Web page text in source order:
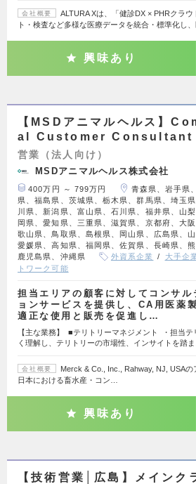
会社概要
ALTURA Xは、「健診DX × PHRクラ
ト・検査など多様な医療データを統合・標準化し
興味あり
【MSDアニマルヘルス】
al Customer Consultant
営業（法人向け）
MSDアニマルヘルス株式会社
400万円 ～ 799万円
青森県、岩手県
県、福島県、茨城県、栃木県、群馬県、埼玉
川県、新潟県、富山県、石川県、福井県、山
岡県、愛知県、三重県、滋賀県、京都府、大
歌山県、鳥取県、島根県、岡山県、広島県、
愛媛県、高知県、福岡県、佐賀県、長崎県、
鹿児島県、沖縄県
外資系企業 大手企
トワーク可能
担当エリアの顧客に対してコンサル
ョンサービスを提供し、CA用医薬
適正な使用と販売を促進し…
【主な業務】 ■テリトリーマネジメント ・担当
く理解し、テリトリーの市場性、インサイトを踏ま
会社概要
Merck & Co., Inc., Rahway, NJ, USAの
日本における畜水産・コン…
興味あり
【技術営業│広島】メインク